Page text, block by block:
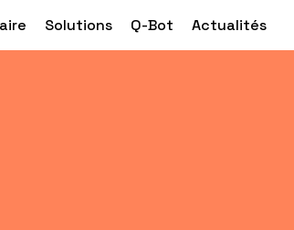
Solutions Q-Bot Actualités